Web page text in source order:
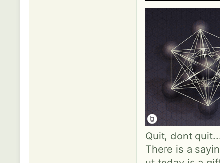
Quit, dont
There is a